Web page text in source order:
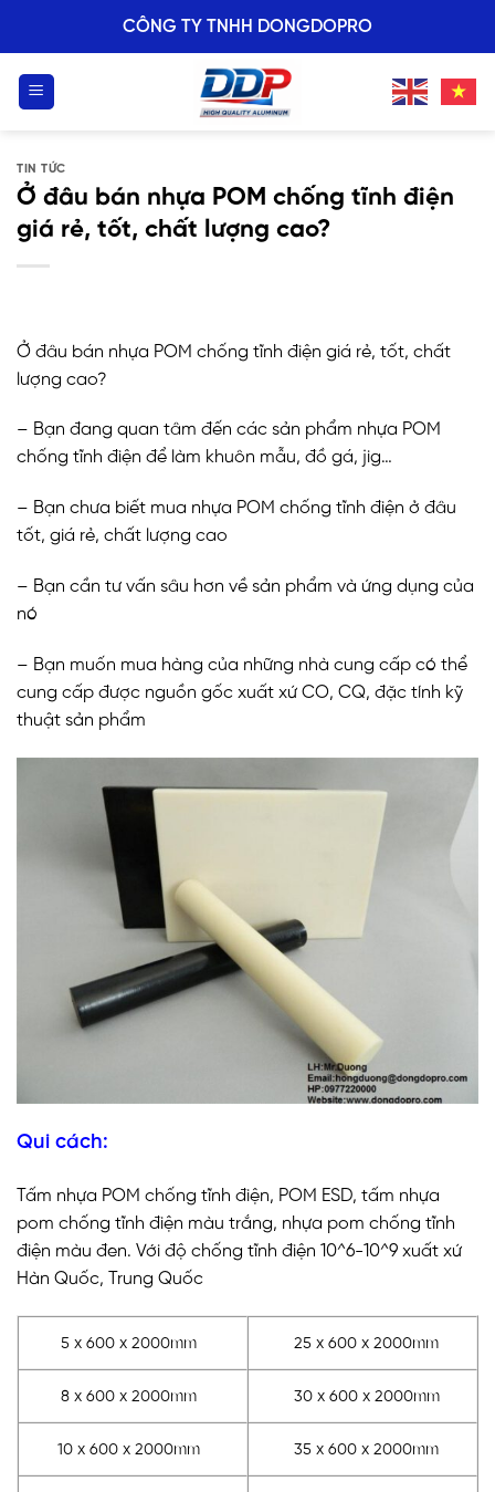
CÔNG TY TNHH DONGDOPRO
TIN TỨC
Ở đâu bán nhựa POM chống tĩnh điện
giá rẻ, tốt, chất lượng cao?
Ở đâu bán nhựa POM chống tĩnh điện giá rẻ, tốt, chất
lượng cao?
– Bạn đang quan tâm đến các sản phẩm nhựa POM
chống tĩnh điện để làm khuôn mẫu, đồ gá, jig…
– Bạn chưa biết mua nhựa POM chống tĩnh điện ở đâu
tốt, giá rẻ, chất lượng cao
– Bạn cần tư vấn sâu hơn về sản phẩm và ứng dụng của
nó
– Bạn muốn mua hàng của những nhà cung cấp có thể
cung cấp được nguồn gốc xuất xứ CO, CQ, đặc tính kỹ
thuật sản phẩm
Qui cách:
Tấm nhựa POM chống tĩnh điện, POM ESD, tấm nhựa
pom chống tĩnh điện màu trắng, nhựa pom chống tĩnh
điện màu đen. Với độ chống tĩnh điện 10^6-10^9 xuất xứ
Hàn Quốc, Trung Quốc
5 x 600 x 2000mm 25 x 600 x 2000mm
8 x 600 x 2000mm 30 x 600 x 2000mm
10 x 600 x 2000mm 35 x 600 x 2000mm